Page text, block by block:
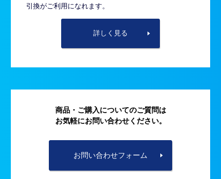
引換がご利用になれます。
詳しく見る
商品・ご購入についてのご質問は
お気軽にお問い合わせください。
お問い合わせフォーム